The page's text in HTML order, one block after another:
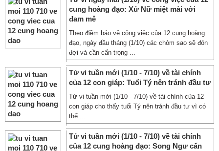
cung hoàng đạo: Xử Nữ miệt mài với
đam mê
Theo điềm báo về công việc của 12 cung hoàng
đạo, ngày đầu tháng (1/10) các chòm sao sẽ đón
đợi và cần cẩn trọng ...
Tử vi tuần mới (1/10 - 7/10) về tài chính
của 12 con giáp: Tuổi Tý nên tránh đầu tư
Tử vi tuần mới (1/10 - 7/10) về tài chính của 12
con giáp cho thấy tuổi Tý nên tránh đầu tư vì có
thể ...
Tử vi tuần mới (1/10 - 7/10) về tài chính
của 12 cung hoàng đạo: Song Ngư cẩn